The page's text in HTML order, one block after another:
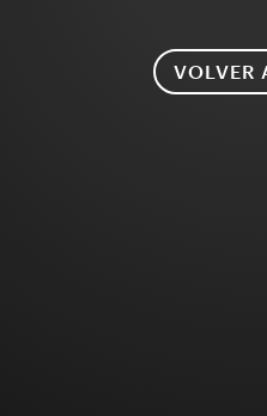
VOLVER